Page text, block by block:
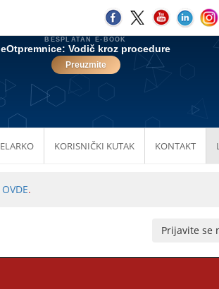
KORISNIČKI KUTAK KONTAKT
OVDE.
Prijavite se